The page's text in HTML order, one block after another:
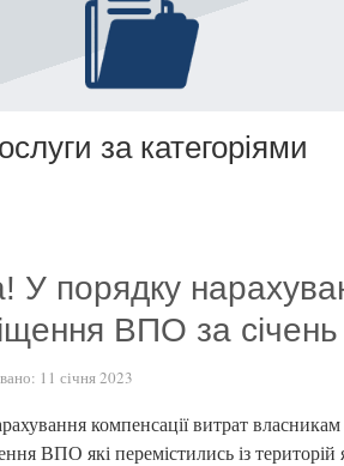
за категоріями
У порядку
ВПО за січень
11 січня 2023
компенсації витрат
ВПО які перемістились із